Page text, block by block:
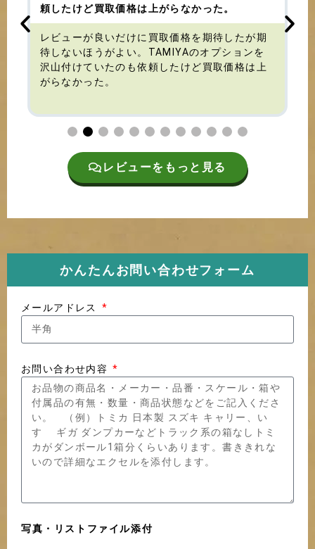
頼したけど買取価格は上がらなかった。
レビューが良いだけに買取価格を期待したが期
待しないほうがよい。TAMIYAのオプションを
沢山付けていたのも依頼したけど買取価格は上
がらなかった。
レビューをもっと見る
かんたんお問い合わせフォーム
メールアドレス
お問い合わせ内容
写真・リストファイル添付